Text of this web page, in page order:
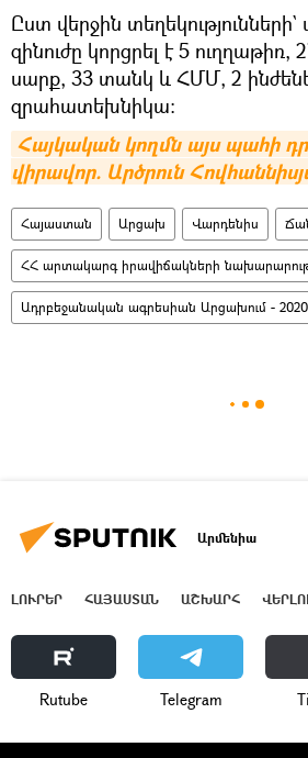
Ըստ վերջին
զինուժը կորցրել է 5 ուղղաթիռ,
սարք, 33 տանկ և ՀՄՄ, 2
զրահատեխնիկա։
Հայկական կողմն այս պահի
վիրավոր. Արծրուն
Հայաստան Արցախ Վարդենիս
ՀՀ արտակարգ իրավիճակների
Ադրբեջանական ագրեսիան Արցախում - 2020
Արմենիա
ԼՈՒՐԵՐ ՀԱՅԱՍՏԱՆ ԱՇԽԱՐՀ
Rutube Telegram